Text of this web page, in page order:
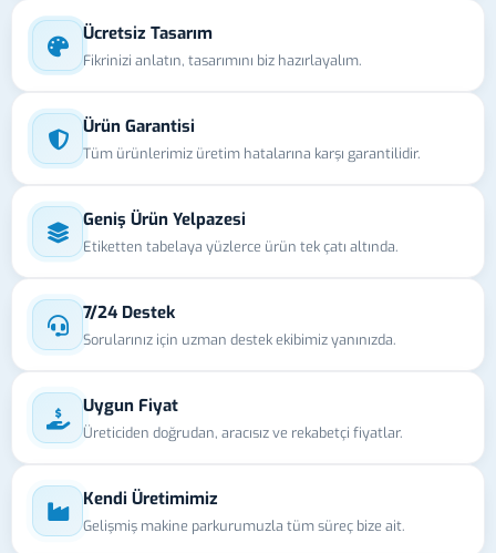
Ücretsiz Tasarım
Fikrinizi anlatın, tasarımını biz hazırlayalım.
Ürün Garantisi
Tüm ürünlerimiz üretim hatalarına karşı garantilidir.
Geniş Ürün Yelpazesi
Etiketten tabelaya yüzlerce ürün tek çatı altında.
7/24 Destek
Sorularınız için uzman destek ekibimiz yanınızda.
Uygun Fiyat
Üreticiden doğrudan, aracısız ve rekabetçi fiyatlar.
Kendi Üretimimiz
Gelişmiş makine parkurumuzla tüm süreç bize ait.